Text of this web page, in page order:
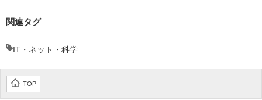
関連タグ
IT・ネット・科学
TOP